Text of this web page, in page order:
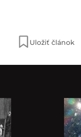
Uložiť článok